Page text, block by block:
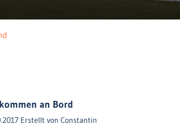
an Bord
Erstellt von Constantin